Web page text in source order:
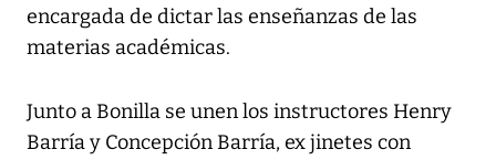
encargada de dictar las enseñanzas de las
materias académicas.
Junto a Bonilla se unen los instructores Henry
Barría y Concepción Barría, ex jinetes con